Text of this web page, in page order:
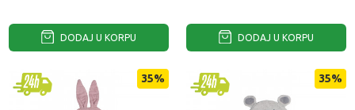
DODAJ U KORPU DODAJ U KORPU
35% 35%